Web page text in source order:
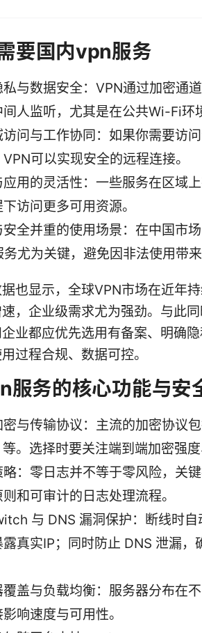
要国内vpn服务
与数据安全：VPN通过加密通
人监听，尤其是在公共Wi-Fi环
问与工作协同：如果你需要访
可以实现安全的远程连接。
用的灵活性：一些服务在区域
访问更多可用资源。
全并重的使用场景：在中国市
尤为关键，避免因非法使用带来
也显示，全球VPN市场在近年
，企业级需求尤为强劲。与此
业都应优先选用有备案、明确
过程合规、数据可控。
服务的核心功能与安
与传输协议：主流的加密协议
。选择时要关注端到端加密强度
：零日志并不等于零风险，关
和可审计的日志处理流程。
与 DNS 漏洞保护：断线时自
真实IP；同时防止 DNS 泄漏，
盖与负载均衡：服务器分布在
响速度与可用性。